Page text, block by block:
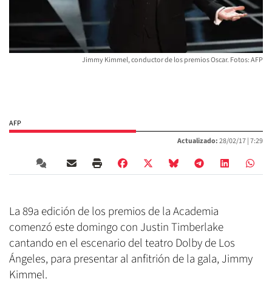
Jimmy Kimmel, conductor de los premios Oscar. Fotos: AFP
AFP
Actualizado:28/02/17 |7:29
La 89a edición de los premios de la Academia
comenzó este domingo con Justin Timberlake
cantando en el escenario del teatro Dolby de Los
Ángeles, para presentar al anfitrión de la gala, Jimmy
Kimmel.